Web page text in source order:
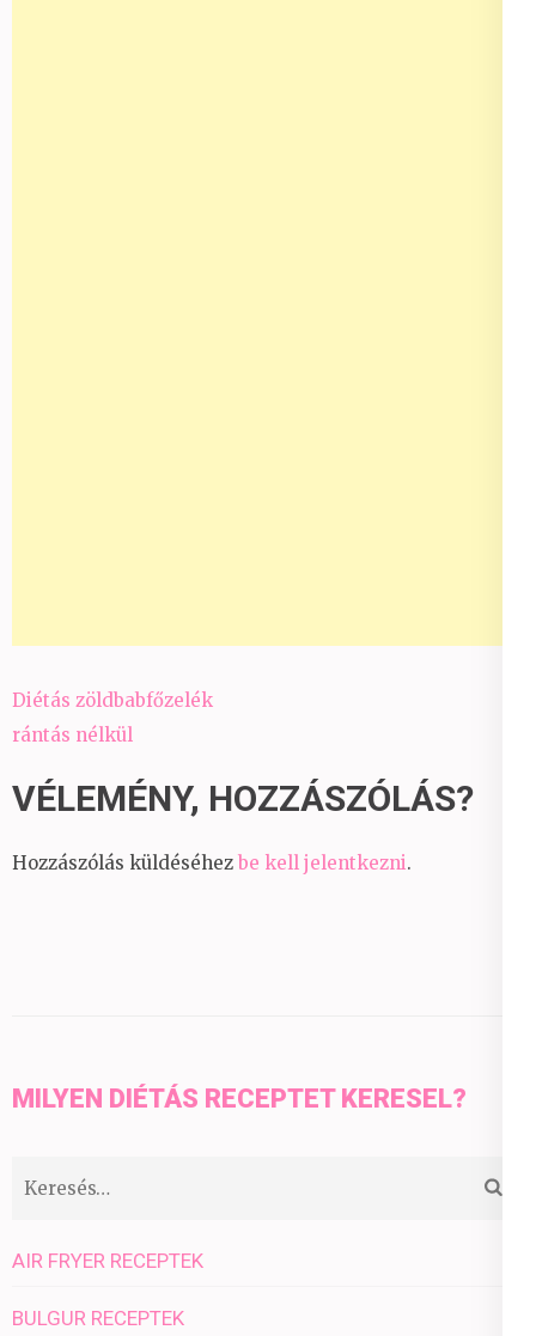
Bejegyzés
navigáció
Diétás zöldbabfőzelék
rántás nélkül
VÉLEMÉNY, HOZZÁSZÓLÁS?
Hozzászólás küldéséhez be kell jelentkezni.
MILYEN DIÉTÁS RECEPTET KERESEL?
Keresés:
AIR FRYER RECEPTEK
BULGUR RECEPTEK